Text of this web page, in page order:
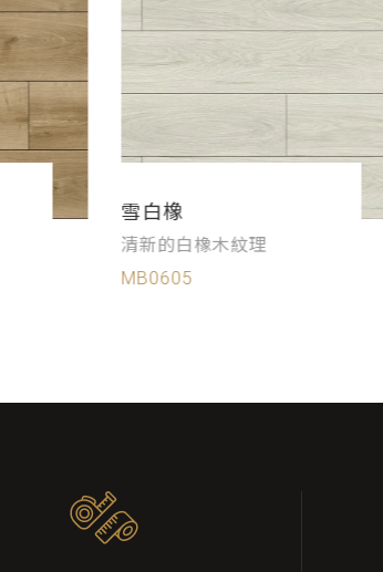
雪白橡
清新的白橡木紋理
MB0605